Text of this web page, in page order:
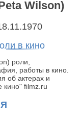
Wilson)
в кино
роли,
работы в кино.
об актерах и
кино" filmz.ru